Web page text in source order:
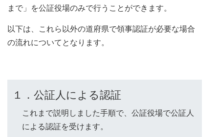
まで」を公証役場のみで行うことができます。
以下は、これら以外の道府県で領事認証が必要な場合
の流れについてとなります。
１．公証人による認証
これまで説明しました手順で、公証役場で公証人
による認証を受けます。